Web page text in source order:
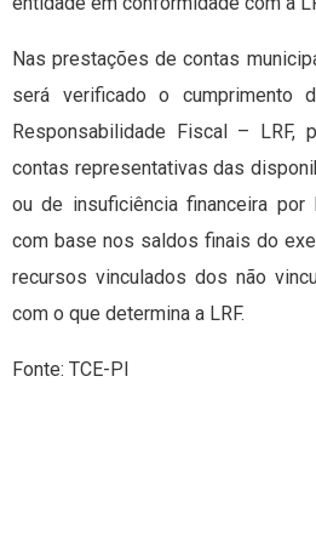
Nas prestações de contas
será verificado o
Responsabilidade Fiscal – LRF,
contas representativas das
ou de insuficiência financeira por
com base nos saldos finais do
recursos vinculados dos não
com o que determina a LRF.
Fonte: TCE-PI